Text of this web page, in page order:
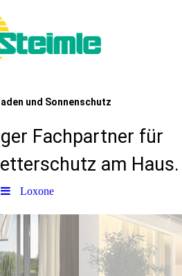
und Sonnenschutz
Fachpartner für
am Haus.
Loxone